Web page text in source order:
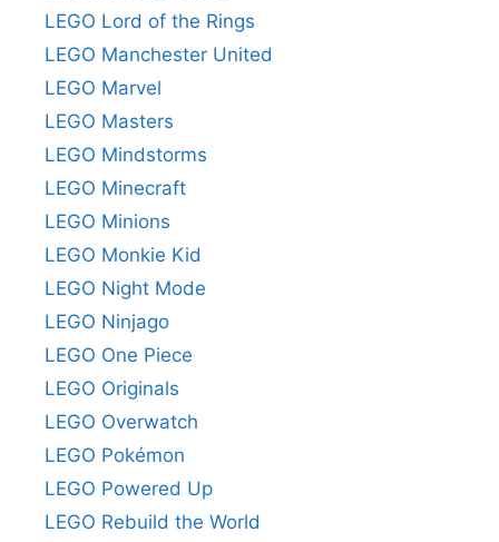
LEGO Lord of the Rings
LEGO Manchester United
LEGO Marvel
LEGO Masters
LEGO Mindstorms
LEGO Minecraft
LEGO Minions
LEGO Monkie Kid
LEGO Night Mode
LEGO Ninjago
LEGO One Piece
LEGO Originals
LEGO Overwatch
LEGO Pokémon
LEGO Powered Up
LEGO Rebuild the World